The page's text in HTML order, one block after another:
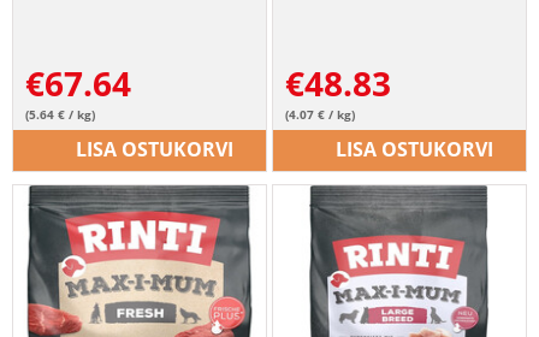
€67.64
(5.64 € / kg)
LISA OSTUKORVI
€48.83
(4.07 € / kg)
LISA OSTUKORVI